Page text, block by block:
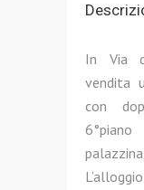
In Via
vendita
con